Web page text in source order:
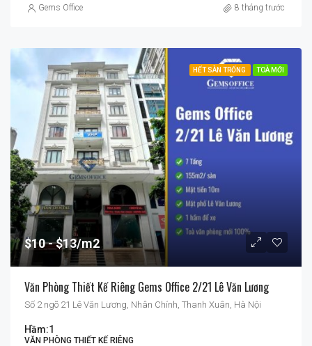
Gems Office 8 tháng trước
HẾT SÀN TRỐNG TOÀ MỚI
$10 $13/m2
Văn Phòng Thiết Kế Riêng Gems Office 2/21 Lê Văn Lương
Số 2 ngõ 21 Lê Văn Lương, Nhân Chính, Thanh Xuân, Hà Nội
Hầm:1
VĂN PHÒNG THIẾT KẾ RIÊNG